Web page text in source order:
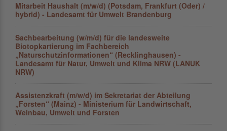
Mitarbeit Haushalt (m/w/d) (Potsdam, Frankfurt (Oder) /
hybrid) - Landesamt für Umwelt Brandenburg
Sachbearbeitung (w/m/d) für die landesweite
Biotopkartierung im Fachbereich
„Naturschutzinformationen“ (Recklinghausen) -
Landesamt für Natur, Umwelt und Klima NRW (LANUK
NRW)
Assistenzkraft (m/w/d) im Sekretariat der Abteilung
„Forsten“ (Mainz) - Ministerium für Landwirtschaft,
Weinbau, Umwelt und Forsten